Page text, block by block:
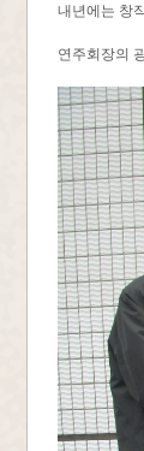
내년에는 창
연주회장의